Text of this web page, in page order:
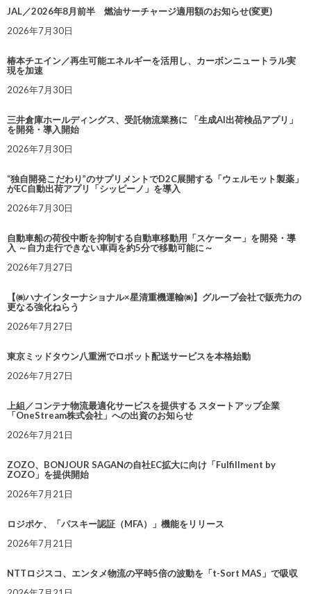
JAL／2026年8月前半 燃油サーチャージ適用額のお知らせ(変更)
2026年7月30日
椿本チエイン／再生可能エネルギーを活用し、カーボンニュートラル実
現を加速
2026年7月30日
三井倉庫ホールディングス、受託物流業務に 「生成AI出荷検品アプリ」
を開発・導入開始
2026年7月30日
“独自開発こだわり”のサプリメントでD2C展開する「ウェルモット製薬」
がEC自動出荷アプリ「シッピーノ」を導入
2026年7月30日
自動車船の荷役中断を抑制する自動車移動用「スケーター」を開発・導
入 ～自力走行できない車両を約5分で移動可能に～
2026年7月27日
【㈱ハナインターナショナル×星清重機運輸㈱】グループ会社で販売力の
更なる強化ねらう
2026年7月27日
東京ミッドタウン八重洲でロボット配送サービスを本格始動
2026年7月27日
上組／コンテナ物流最適化サービスを提供する スタートアップ企業
「OneStream株式会社」への出資のお知らせ
2026年7月21日
ZOZO、BONJOUR SAGANの自社EC拡大に向け「Fulfillment by
ZOZO」を提供開始
2026年7月21日
ロジポケ、「パスキー認証（MFA）」機能をリリース
2026年7月21日
NTTロジスコ、エンタメ物流の平時5倍の波動を「t-Sort MAS」で吸収